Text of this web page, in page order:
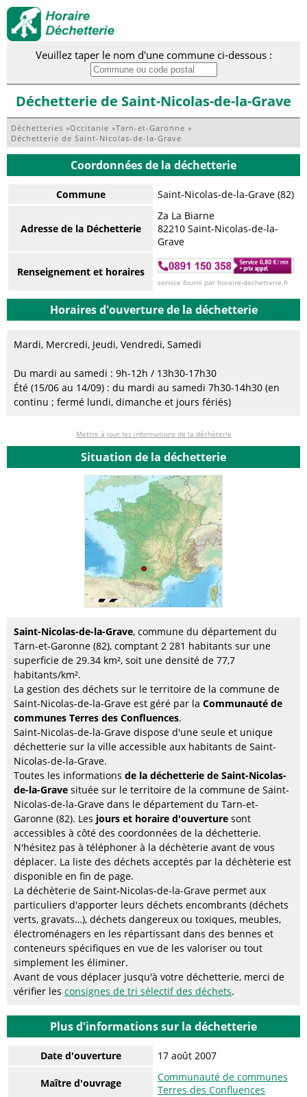
Veuillez taper le nom d'une commune ci-dessous :
Déchetterie de Saint-Nicolas-de-la-Grave
Déchetteries »Occitanie »Tarn-et-Garonne »
Déchetterie de Saint-Nicolas-de-la-Grave
Coordonnées de la déchetterie
Commune Saint-Nicolas-de-la-Grave (82)
Adresse de la Déchetterie
Za La Biarne
82210 Saint-Nicolas-de-la-
Grave
Renseignement et horaires
service fourni par horaire-dechetterie.fr
Horaires d'ouverture de la déchetterie
Mardi, Mercredi, Jeudi, Vendredi, Samedi
Du mardi au samedi : 9h-12h / 13h30-17h30
Été (15/06 au 14/09) : du mardi au samedi 7h30-14h30 (en
continu ; fermé lundi, dimanche et jours fériés)
Mettre à jour les informations de la déchèterie
Situation de la déchetterie
Saint-Nicolas-de-la-Grave, commune du département du
Tarn-et-Garonne (82), comptant 2 281 habitants sur une
superficie de 29.34 km², soit une densité de 77,7
habitants/km².
La gestion des déchets sur le territoire de la commune de
Saint-Nicolas-de-la-Grave est géré par la Communauté de
communes Terres des Confluences.
Saint-Nicolas-de-la-Grave dispose d'une seule et unique
déchetterie sur la ville accessible aux habitants de Saint-
Nicolas-de-la-Grave.
Toutes les informations de la déchetterie de Saint-Nicolas-
de-la-Grave située sur le territoire de la commune de Saint-
Nicolas-de-la-Grave dans le département du Tarn-et-
Garonne (82). Les jours et horaire d'ouverture sont
accessibles à côté des coordonnées de la déchetterie.
N'hésitez pas à téléphoner à la déchèterie avant de vous
déplacer. La liste des déchets acceptés par la déchèterie est
disponible en fin de page.
La déchèterie de Saint-Nicolas-de-la-Grave permet aux
particuliers d'apporter leurs déchets encombrants (déchets
verts, gravats…), déchets dangereux ou toxiques, meubles,
électroménagers en les répartissant dans des bennes et
conteneurs spécifiques en vue de les valoriser ou tout
simplement les éliminer.
Avant de vous déplacer jusqu'à votre déchetterie, merci de
vérifier les consignes de tri sélectif des déchets.
Plus d'informations sur la déchetterie
Date d'ouverture 17 août 2007
Maître d'ouvrage
Communauté de communes
Terres des Confluences